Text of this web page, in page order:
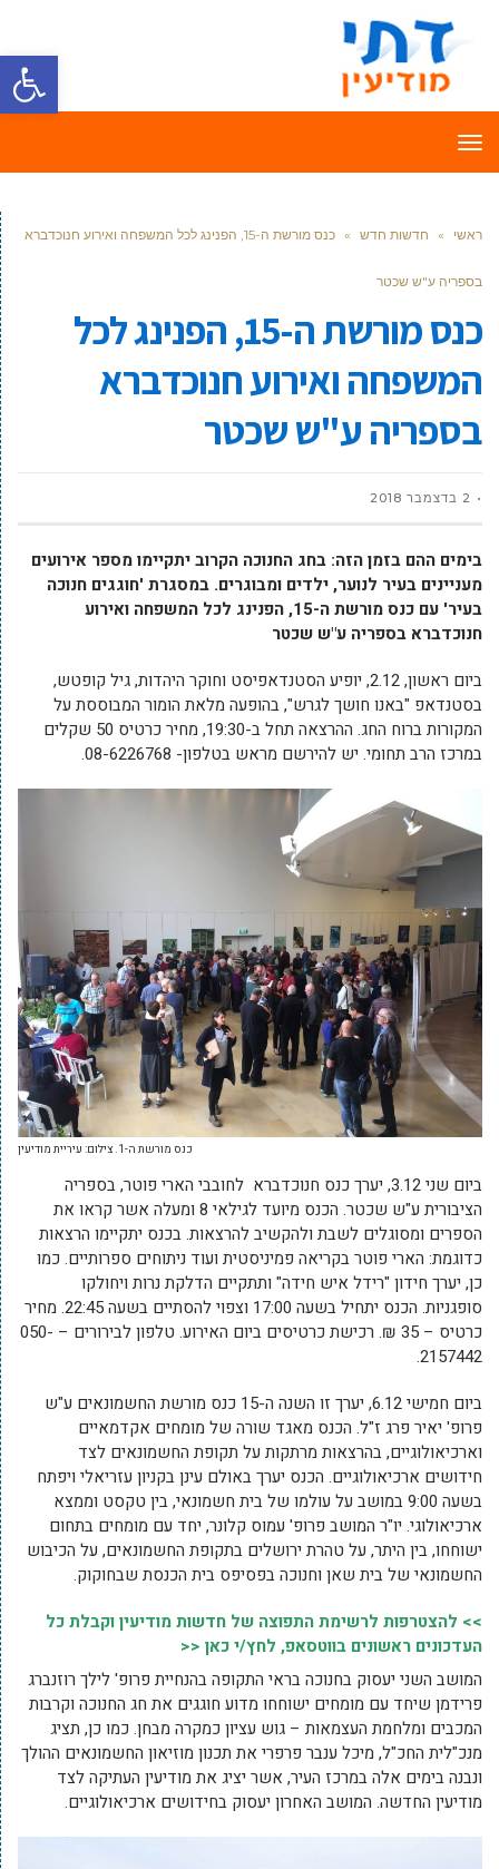
פתח
תפריט
ראשי » חדשות חדש » כנס מורשת ה-15, הפנינג לכל המשפחה ואירוע חנוכדברא
בספריה ע"ש שכטר
כנס מורשת ה-15, הפנינג לכל
המשפחה ואירוע חנוכדברא
בספריה ע"ש שכטר
2 בדצמבר 2018
בימים ההם בזמן הזה: בחג החנוכה הקרוב יתקיימו מספר אירועים
מעניינים בעיר לנוער, ילדים ומבוגרים. במסגרת 'חוגגים חנוכה
בעיר' עם כנס מורשת ה-15, הפנינג לכל המשפחה ואירוע
חנוכדברא בספריה ע"ש שכטר
ביום ראשון, 2.12, יופיע הסטנדאפיסט וחוקר היהדות, גיל קופטש,
בסטנדאפ "באנו חושך לגרש", בהופעה מלאת הומור המבוססת על
המקורות ברוח החג. ההרצאה תחל ב-19:30, מחיר כרטיס 50 שקלים
במרכז הרב תחומי. יש להירשם מראש בטלפון- 08-6226768.
כנס מורשת ה-1. צילום: עיריית מודיעין
ביום שני 3.12, יערך כנס חנוכדברא לחובבי הארי פוטר, בספריה
הציבורית ע"ש שכטר. הכנס מיועד לגילאי 8 ומעלה אשר קראו את
הספרים ומסוגלים לשבת ולהקשיב להרצאות. בכנס יתקיימו הרצאות
כדוגמת: הארי פוטר בקריאה פמיניסטית ועוד ניתוחים ספרותיים. כמו
כן, יערך חידון "רידל איש חידה" ותתקיים הדלקת נרות ויחולקו
סופגניות. הכנס יתחיל בשעה 17:00 וצפוי להסתיים בשעה 22:45. מחיר
כרטיס – 35 ₪. רכישת כרטיסים ביום האירוע. טלפון לבירורים – 050-
2157442.
ביום חמישי 6.12, יערך זו השנה ה-15 כנס מורשת החשמונאים ע"ש
פרופ' יאיר פרג ז"ל. הכנס מאגד שורה של מומחים אקדמאיים
וארכיאולוגיים, בהרצאות מרתקות על תקופת החשמונאים לצד
חידושים ארכיאולוגיים. הכנס יערך באולם עינן בקניון עזריאלי ויפתח
בשעה 9:00 במושב על עולמו של בית חשמונאי, בין טקסט וממצא
ארכיאולוגי. יו"ר המושב פרופ' עמוס קלונר, יחד עם מומחים בתחום
ישוחחו, בין היתר, על טהרת ירושלים בתקופת החשמונאים, על הכיבוש
החשמונאי של בית שאן וחנוכה בפסיפס בית הכנסת שבחוקוק.
>> להצטרפות לרשימת התפוצה של חדשות מודיעין וקבלת כל
העדכונים ראשונים בווטסאפ, לחץ/י כאן <<
המושב השני יעסוק בחנוכה בראי התקופה בהנחיית פרופ' לילך רוזנברג
פרידמן שיחד עם מומחים ישוחחו מדוע חוגגים את חג החנוכה וקרבות
המכבים ומלחמת העצמאות – גוש עציון כמקרה מבחן. כמו כן, תציג
מנכ"לית החכ"ל, מיכל ענבר פרפרי את תכנון מוזיאון החשמונאים ההולך
ונבנה בימים אלה במרכז העיר, אשר יציג את מודיעין העתיקה לצד
מודיעין החדשה. המושב האחרון יעסוק בחידושים ארכיאולוגיים.